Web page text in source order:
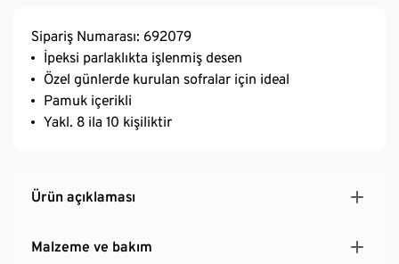
Sipariş Numarası: 692079
İpeksi parlaklıkta işlenmiş desen
Özel günlerde kurulan sofralar için ideal
Pamuk içerikli
Yakl. 8 ila 10 kişiliktir
Ürün açıklaması
Malzeme ve bakım